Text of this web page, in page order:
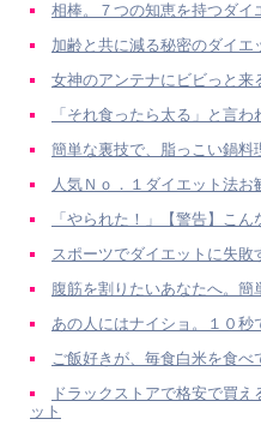
相棒。７つの知恵を持つダイ
加齢と共に減る秘密のダイ
女神のアンテナにビビっと
「それ食ったら太る」と言
簡単な裏技で、脂っこい鍋料
人気Ｎｏ．１ダイエット法お
「やられた！」【警告】こ
スポーツでダイエットに失敗
腹筋を割りたいあなたへ。
あの人にはナイショ。１０秒
ご飯好きが、毎食白米を食べ
ドラックストアで格安で買
ット